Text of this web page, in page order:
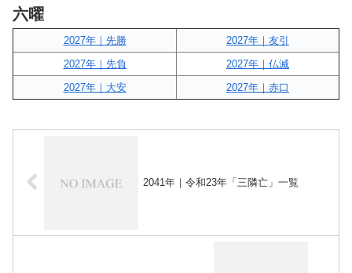
六曜
2027年｜先勝
2027年｜友引
2027年｜先負
2027年｜仏滅
2027年｜大安
2027年｜赤口
2041年｜令和23年「三隣亡」一覧